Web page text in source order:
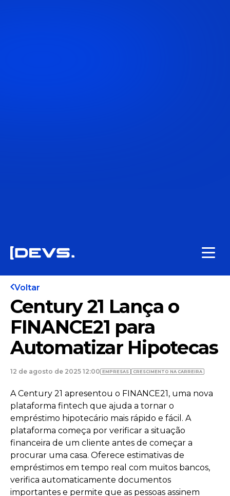
Voltar
Century 21 Lança o
FINANCE21 para
Automatizar Hipotecas
12 de agosto de 2025 12:00 EMPRESAS CRESCIMENTO NA CARREIRA
A Century 21 apresentou o FINANCE21, uma nova
plataforma fintech que ajuda a tornar o
empréstimo hipotecário mais rápido e fácil. A
plataforma começa por verificar a situação
financeira de um cliente antes de começar a
procurar uma casa. Oferece estimativas de
empréstimos em tempo real com muitos bancos,
verifica automaticamente documentos
importantes e permite que as pessoas assinem